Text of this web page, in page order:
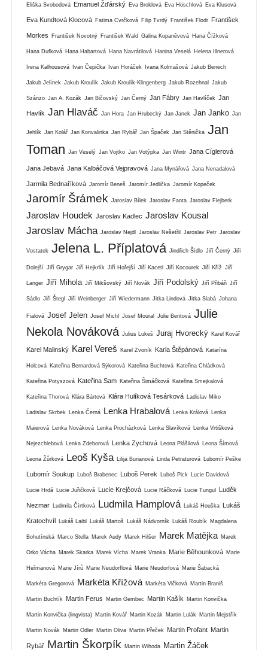
Eliška Svobodová Emanuel Žďárský Eva Broklová Eva Höschlová Eva Klusová
Eva Kundtová Klocová Fatima Cvrčková Filip Tvrdý František Flodr František
Morkes František Novotný František Wald Galina Kopaněvová Hana Čížková
Hana Dufková Hana Habartová Hana Navrátilová Hanina Veselá Helena Illnerová
Irena Kalhousová Ivan Čepička Ivan Horáček Ivana Kolmašová Jakub Benech
Jakub Jelínek Jakub Kroulík Jakub Kroulík-Klingenberg Jakub Rozehnal Jakub
Szánzo Jan A. Kozák Jan Bičovský Jan Černý Jan Fábry Jan Havlíček Jan
Havlík Jan Hlaváč Jan Hora Jan Hrubecký Jan Janek Jan Janko Jan
Jehlík Jan Kolář Jan Konvalinka Jan Rybář Jan Špaček Jan Stěnička Jan
Toman
Jan Veselý Jan Vojtko Jan Votýpka Jan Wintr Jana Cíglerová
Jana Jebavá Jana Kalbáčová Vejpravová Jana Mynářová Jana Nenadalová
Jarmila Bednaříková Jaromír Beneš Jaromír Jedlička Jaromír Kopeček
Jaromír Šrámek Jaroslav Bílek Jaroslav Fanta Jaroslav Flejberk
Jaroslav Houdek Jaroslav Kadlec Jaroslav Kousal
Jaroslav Mácha Jaroslav Nejdl Jaroslav Nešetřil Jaroslav Petr Jaroslav
Vostatek Jelena L. Příplatová Jindřich Šídlo Jiří Černý Jiří
Dolejší Jiří Grygar Jiří Hejkrlík Jiří Hořejší Jiří Kacetl Jiří Kocourek Jiří Kříž Jiří
Langer Jiří Mihola Jiří Mikšovský Jiří Novák Jiří Podolský Jiří Přibáň Jiří
Sádlo Jiří Štegl Jiří Weinberger Jiří Wiedermann Jitka Lindová Jitka Slabá Johana
Fialová Josef Jelen Josef Michl Josef Moural Julie Beritová Julie
Nekola Nováková Julius Lukeš Juraj Hvorecký Karel Kovář
Karel Malinský Karel Vereš Karel Zvoník Karla Štěpánová Katarína
Holcová Kateřina Bernardová Sýkorová Kateřina Buchtová Kateřina Chládková
Kateřina Potyszová Kateřina Sam Kateřina Šimáčková Kateřina Smejkalová
Kateřina Thorová Klára Bártová Klára Hulíková Tesárková Ladislav Miko
Ladislav Skrbek Lenka Černá Lenka Hrabalová Lenka Králová Lenka
Maierová Lenka Nováková Lenka Procházková Lenka Slavíková Lenka Vrtišková
Nejezchlebová Lenka Zdeborová Lenka Zychová Leona Plášilová Leona Šímová
Leona Žůrková Leoš Kyša Lilija Burianová Linda Petraturová Lubomír Peške
Lubomír Soukup Luboš Brabenec Luboš Perek Luboš Pick Lucie Davidová
Lucie Hrdá Lucie Juřičková Lucie Krejčová Lucie Ráčková Lucie Tungul Luděk
Nezmar Ludmila Čírtková Ludmila Hamplová Lukáš Houška Lukáš
Kratochvíl Lukáš Laibl Lukáš Martoš Lukáš Nádvorník Lukáš Roubík Magdalena
Bohutínská Marco Stella Marek Audy Marek Hilšer Marek Matějka Marek
Orko Vácha Marek Skarka Marek Vícha Marek Vranka Marie Běhounková Marie
Heřmanová Marie Jírů Marie Neudorflová Marie Neudorfová Marie Šabacká
Markéta Gregorová Markéta Křížová Markéta Vlčková Martin Braniš
Martin Buchtík Martin Ferus Martin Gembec Martin Kašík Martin Konvička
Martin Konvička (lingvista) Martin Kovář Martin Kozák Martin Lulák Martin Mejstřík
Martin Novák Martin Odler Martin Oliva Martin Přeček Martin Profant Martin
Rybář Martin Škorpík Martin Wihoda Martin Žáček